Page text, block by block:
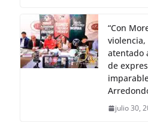
“Con
atentado
de
julio 30,